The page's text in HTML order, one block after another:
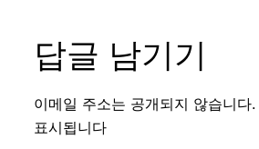
답글 남기기
이메일 주소는 공개되지 않습니다.
표시됩니다